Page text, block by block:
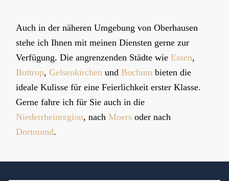
Auch in der näheren Umgebung von Oberhausen
stehe ich Ihnen mit meinen Diensten gerne zur
Verfügung. Die angrenzenden Städte wie Essen,
Bottrop, Gelsenkirchen und Bochum bieten die
ideale Kulisse für eine Feierlichkeit erster Klasse.
Gerne fahre ich für Sie auch in die
Niederrheinregion, nach Moers oder nach
Dortmund.